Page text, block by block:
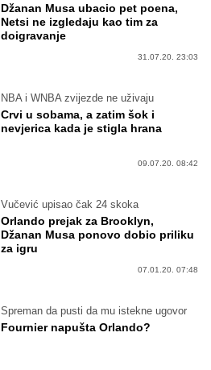
Džanan Musa ubacio pet poena,
Netsi ne izgledaju kao tim za
doigravanje
31.07.20. 23:03
NBA i WNBA zvijezde ne uživaju
Crvi u sobama, a zatim šok i
nevjerica kada je stigla hrana
09.07.20. 08:42
Vučević upisao čak 24 skoka
Orlando prejak za Brooklyn,
Džanan Musa ponovo dobio priliku
za igru
07.01.20. 07:48
Spreman da pusti da mu istekne ugovor
Fournier napušta Orlando?